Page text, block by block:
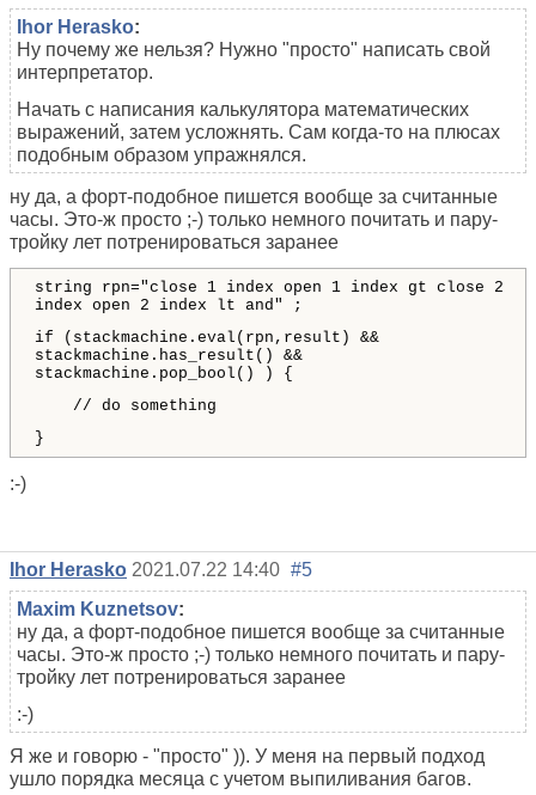
Ihor Herasko:
Ну почему же нельзя? Нужно "просто" написать свой
интерпретатор.
Начать с написания калькулятора математических
выражений, затем усложнять. Сам когда-то на плюсах
подобным образом упражнялся.
ну да, а форт-подобное пишется вообще за считанные
часы. Это-ж просто ;-) только немного почитать и пару-
тройку лет потренироваться заранее
string rpn="close 1 index open 1 index gt close 2
index open 2 index lt and" ;
if (stackmachine.eval(rpn,result) &&
stackmachine.has_result() &&
stackmachine.pop_bool() ) {
// do something
}
:-)
Ihor Herasko 2021.07.22 14:40 #5
Maxim Kuznetsov:
ну да, а форт-подобное пишется вообще за считанные
часы. Это-ж просто ;-) только немного почитать и пару-
тройку лет потренироваться заранее
:-)
Я же и говорю - "просто" )). У меня на первый подход
ушло порядка месяца с учетом выпиливания багов.